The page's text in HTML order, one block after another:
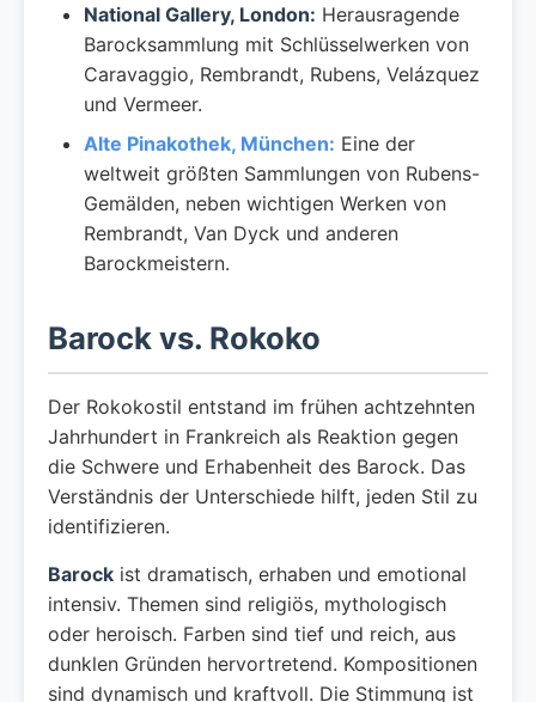
National Gallery, London: Herausragende
Barocksammlung mit Schlüsselwerken von
Caravaggio, Rembrandt, Rubens, Velázquez
und Vermeer.
Alte Pinakothek, München: Eine der
weltweit größten Sammlungen von Rubens-
Gemälden, neben wichtigen Werken von
Rembrandt, Van Dyck und anderen
Barockmeistern.
Barock vs. Rokoko
Der Rokokostil entstand im frühen achtzehnten
Jahrhundert in Frankreich als Reaktion gegen
die Schwere und Erhabenheit des Barock. Das
Verständnis der Unterschiede hilft, jeden Stil zu
identifizieren.
Barock ist dramatisch, erhaben und emotional
intensiv. Themen sind religiös, mythologisch
oder heroisch. Farben sind tief und reich, aus
dunklen Gründen hervortretend. Kompositionen
sind dynamisch und kraftvoll. Die Stimmung ist